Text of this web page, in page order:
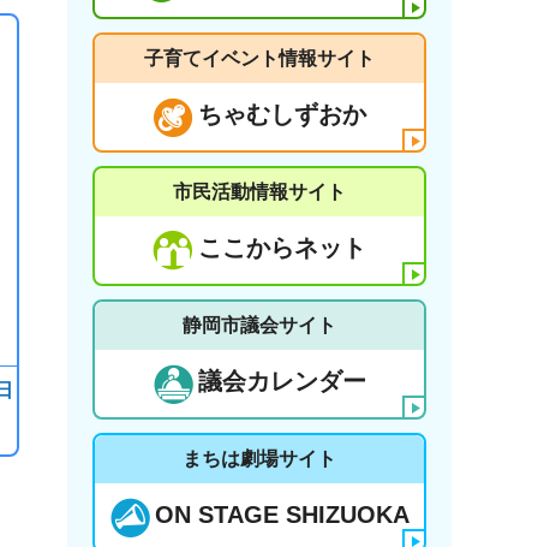
子育てイベント情報サイト
ちゃむしずおか
市民活動情報サイト
ここからネット
静岡市議会サイト
議会カレンダー
まちは劇場サイト
ON STAGE SHIZUOKA